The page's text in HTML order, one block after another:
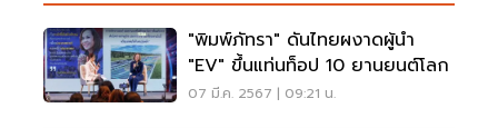
"พิมพ์ภัทรา" ดันไทยผงาดผู้นำ
"EV" ขึ้นแท่นท็อป 10 ยานยนต์โลก
07 มี.ค. 2567 | 09:21 น.